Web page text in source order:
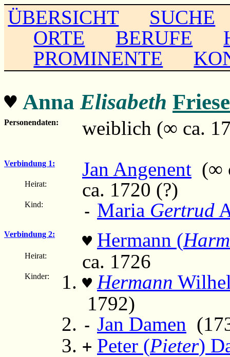
ÜBERSICHT
SUCHE
ORTE
BERUFE
PROMINENTE
♥ Anna Elisabeth
Personendaten: weiblich (∞ ca.
Verbindung 1: Jan Angenent (∞
Heirat: ca. 1720 (?)
Kind: - Maria Gertrud
Verbindung 2: ♥ Hermann (
Heirat: ca. 1726
Kinder: ♥ Hermann
1792)
- Jan Damen
+ Peter (Pieter)